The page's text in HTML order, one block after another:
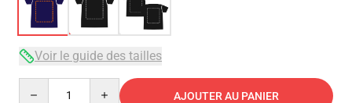
Voir le guide des tailles
AJOUTER AU PANIER